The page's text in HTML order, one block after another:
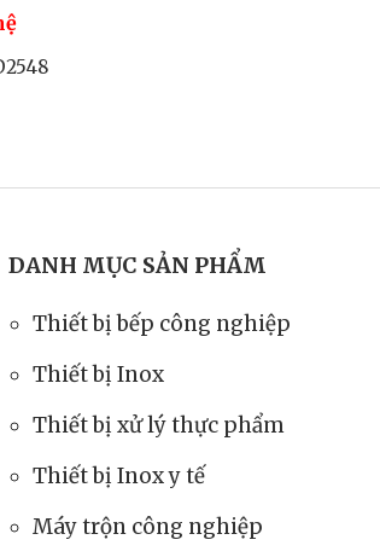
DANH MỤC SẢN PHẨM
Thiết bị bếp công nghiệp
Thiết bị Inox
Thiết bị xử lý thực phẩm
Thiết bị Inox y tế
Máy trộn công nghiệp